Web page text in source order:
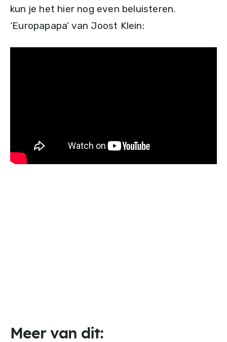
kun je het hier nog even beluisteren.
‘Europapapa’ van Joost Klein:
Meer van dit: